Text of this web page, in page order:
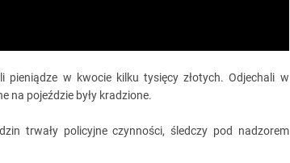
pieniądze w kwocie kilku tysięcy złotych. Odjechali w
na pojeździe były kradzione.
trwały policyjne czynności, śledczy pod nadzorem